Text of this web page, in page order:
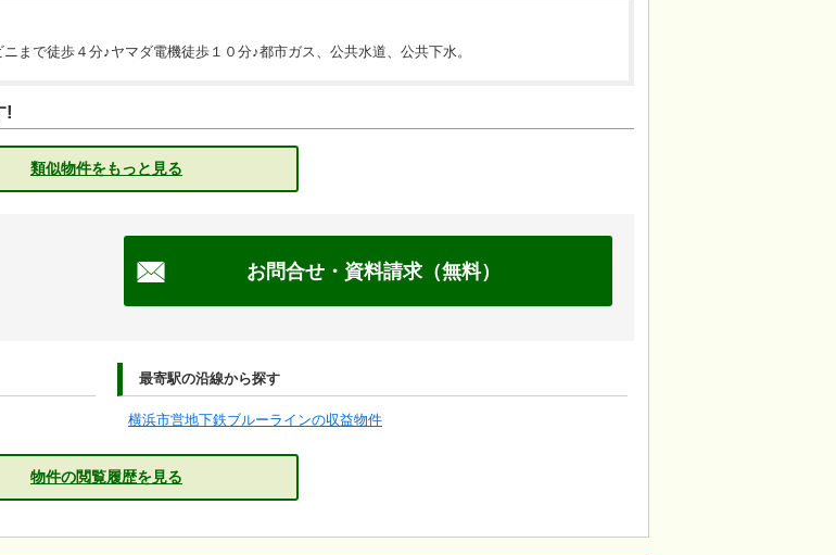
まで徒歩４分♪ヤマダ電機徒歩１０分♪都市ガス、公共水道、公共下水。
!
類似物件をもっと見る
お問合せ・資料請求（無料）
最寄駅の沿線から探す
横浜市営地下鉄ブルーラインの収益物件
物件の閲覧履歴を見る